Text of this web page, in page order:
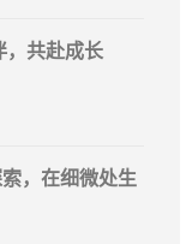
，共赴成长
，在细微处生